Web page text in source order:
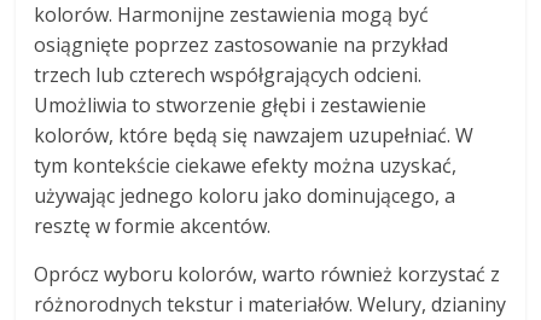
kolorów. Harmonijne zestawienia mogą być
osiągnięte poprzez zastosowanie na przykład
trzech lub czterech współgrających odcieni.
Umożliwia to stworzenie głębi i zestawienie
kolorów, które będą się nawzajem uzupełniać. W
tym kontekście ciekawe efekty można uzyskać,
używając jednego koloru jako dominującego, a
resztę w formie akcentów.
Oprócz wyboru kolorów, warto również korzystać z
różnorodnych tekstur i materiałów. Welury, dzianiny